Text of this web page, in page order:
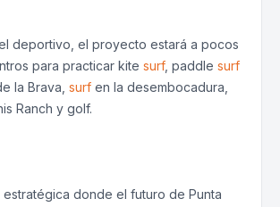
deportivo, el proyecto estará a pocos
para practicar kite surf, paddle surf
la Brava, surf en la desembocadura,
Ranch y golf.
estratégica donde el futuro de Punta